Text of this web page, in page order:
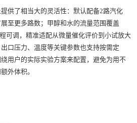
供了相当大的灵活性：默认配备2路汽化
至更多路数；甲醇和水的流量范围覆盖
可调，精准适配从微量催化评价到小试放大
口压力、温度等关键参数也支持按需定
用户的实际实验方案来配置，避免为用不
外体积。